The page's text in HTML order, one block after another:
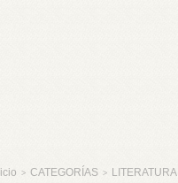
> CATEGORÍAS > LITERATURA